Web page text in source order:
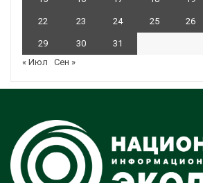
22 23 24 25 26
29 30
31
« Июл
Сен »